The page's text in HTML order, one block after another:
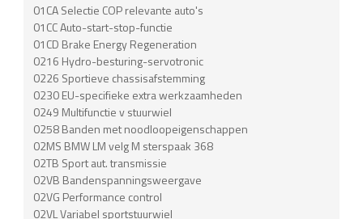
01CA Selectie COP relevante auto's
01CC Auto-start-stop-functie
01CD Brake Energy Regeneration
0216 Hydro-besturing-servotronic
0226 Sportieve chassisafstemming
0230 EU-specifieke extra werkzaamheden
0249 Multifunctie v stuurwiel
0258 Banden met noodloopeigenschappen
02MS BMW LM velg M sterspaak 368
02TB Sport aut. transmissie
02VB Bandenspanningsweergave
02VG Performance control
02VL Variabel sportstuurwiel